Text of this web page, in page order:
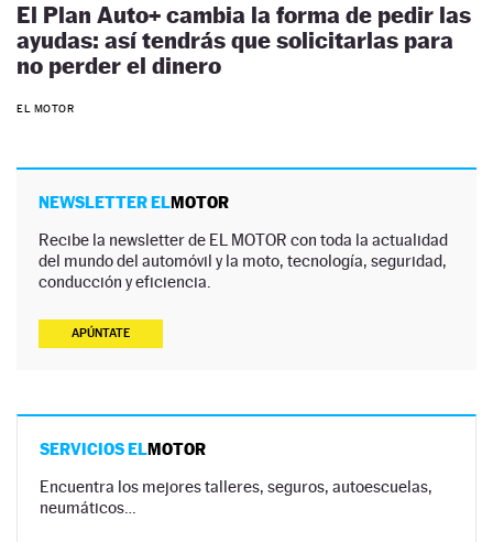
El Plan Auto+ cambia la forma de pedir las
ayudas: así tendrás que solicitarlas para
no perder el dinero
EL MOTOR
NEWSLETTER ELMOTOR
Recibe la newsletter de EL MOTOR con toda la actualidad
del mundo del automóvil y la moto, tecnología, seguridad,
conducción y eficiencia.
APÚNTATE
SERVICIOS ELMOTOR
Encuentra los mejores talleres, seguros, autoescuelas,
neumáticos…